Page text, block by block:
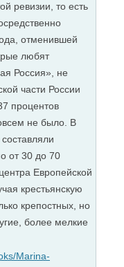
ревизии, то есть
отменившей
любят
Россия», не
части России
процентов
не было. В
от 30 до 70
Европейской
крестьянскую
крепостных, но
более мелкие
Marina-